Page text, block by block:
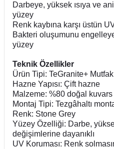
Darbeye, yüksek ısıya ve
yüzey
Renk kaybına karşı üstün
Bakteri oluşumunu
yüzey
Teknik Özellikler
Ürün Tipi: TeGranite+
Hazne Yapısı: Çift hazne
Malzeme: %80 doğal
Montaj Tipi: Tezgâhaltı
Renk: Stone Grey
Yüzey Özelliği: Darbe,
değişimlerine dayanıklı
UV Koruması: Renk